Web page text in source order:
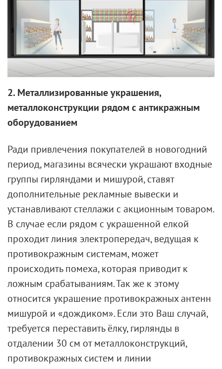
2. Металлизированные украшения,
металлоконструкции рядом с антикражным
оборудованием
Ради привлечения покупателей в новогодний
период, магазины всячески украшают входные
группы гирляндами и мишурой, ставят
дополнительные рекламные вывески и
устанавливают стеллажи с акционным товаром.
В случае если рядом с украшенной елкой
проходит линия электропередач, ведущая к
противокражным системам, может
происходить помеха, которая приводит к
ложным срабатываниям. Так же к этому
относится украшение противокражных антенн
мишурой и «дождиком». Если это Ваш случай,
требуется переставить ёлку, гирлянды в
отдалении 30 см от металлоконструкций,
противокражных систем и линии